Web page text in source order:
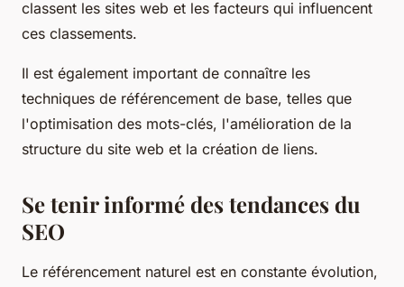
classent les sites web et les facteurs qui influencent
ces classements.
Il est également important de connaître les
techniques de référencement de base, telles que
l'optimisation des mots-clés, l'amélioration de la
structure du site web et la création de liens.
Se tenir informé des tendances du
SEO
Le référencement naturel est en constante évolution,